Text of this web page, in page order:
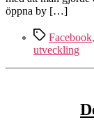
öppna by […]
Etiketter
Facebook,
utveckling